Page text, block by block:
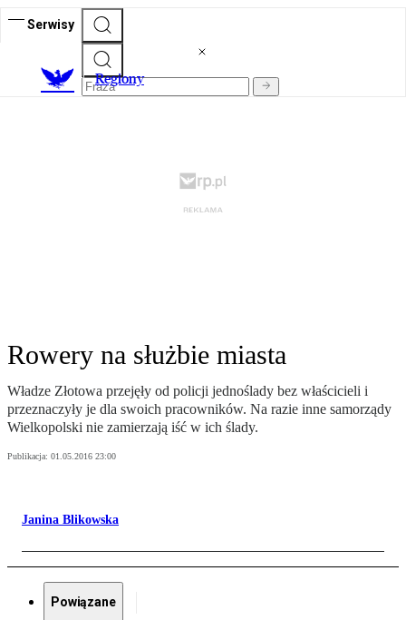
Serwisy
Regiony
Rowery na służbie miasta
Władze Złotowa przejęły od policji jednoślady bez właścicieli i
przeznaczyły je dla swoich pracowników. Na razie inne samorządy
Wielkopolski nie zamierzają iść w ich ślady.
Publikacja: 01.05.2016 23:00
Janina Blikowska
Powiązane